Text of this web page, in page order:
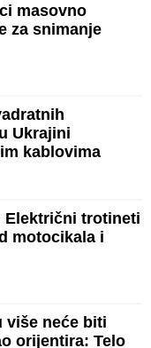
masovno
za snimanje
Ukrajini
kablovima
Električni trotineti
motocikala i
više neće biti
orijentira: Telo